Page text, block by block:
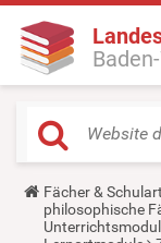
Y
o
u
Fächer &
philosophische